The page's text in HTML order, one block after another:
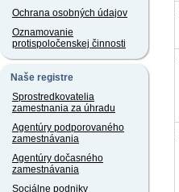
Ochrana osobných údajov
Oznamovanie
protispoločenskej činnosti
Naše registre
Sprostredkovatelia
zamestnania za úhradu
Agentúry podporovaného
zamestnávania
Agentúry dočasného
zamestnávania
Sociálne podniky